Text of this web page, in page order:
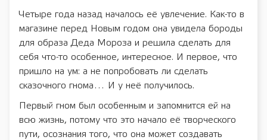
Четыре года назад началось её увлечение. Как-то в
магазине перед Новым годом она увидела бороды
для образа Деда Мороза и решила сделать для
себя что-то особенное, интересное. И первое, что
пришло на ум: а не попробовать ли сделать
сказочного гнома… И у неё получилось.
Первый гном был особенным и запомнится ей на
всю жизнь, потому что это начало её творческого
пути, осознания того, что она может создавать